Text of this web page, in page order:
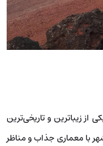
از زیباترین و تاریخی‌ترین
با معماری جذاب و مناظر